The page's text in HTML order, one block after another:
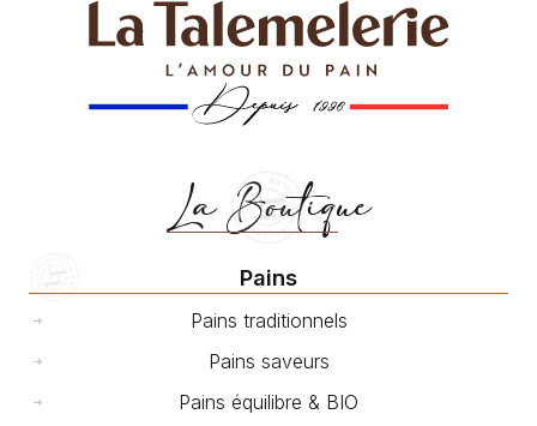
La Boutique
Pains
Pains traditionnels
Pains saveurs
Pains équilibre & BIO